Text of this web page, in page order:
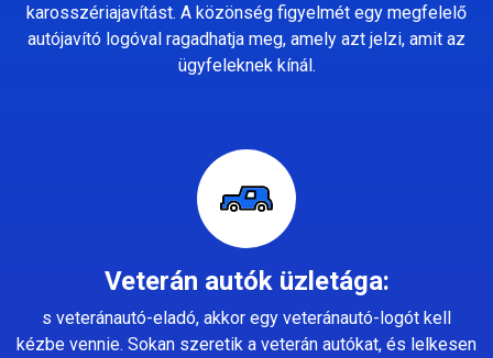
karosszériajavítást. A közönség figyelmét egy megfelelő
autójavító logóval ragadhatja meg, amely azt jelzi, amit az
ügyfeleknek kínál.
Veterán autók üzletága:
s veteránautó-eladó, akkor egy veteránautó-logót kell
kézbe vennie. Sokan szeretik a veterán autókat, és lelkesen